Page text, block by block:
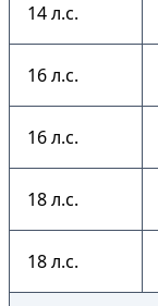
14 л.с.
16 л.с.
16 л.с.
18 л.с.
18 л.с.